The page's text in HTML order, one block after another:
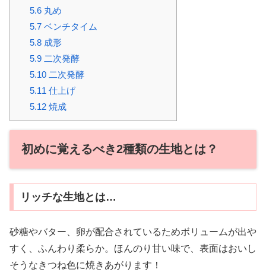
5.6丸め
5.7ベンチタイム
5.8成形
5.9二次発酵
5.10二次発酵
5.11 仕上げ
5.12焼成
初めに覚えるべき2種類の生地とは？
リッチな生地とは…
砂糖やバター、卵が配合されているためボリュームが出や
すく、ふんわり柔らか。ほんのり甘い味で、表面はおいし
そうなきつね色に焼きあがります！